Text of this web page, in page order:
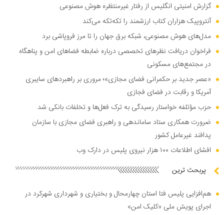
گزارش امنیتی انگلیس از رفتار غیرمنتظره هوش مصنوعی
آنتروپیک هزاران کتاب ارزشمند را تکه‌تکه می‌کند
مدل‌های هوش مصنوعی، شبکه برق جهان را تا مرز فروپاشی برد
فراخوان دریافت نظر‌های تخصصی درباره ضابطه فضا‌های امن و پناهگاه
در مجتمع‌های مسکونی
«عصر جدید بر حکمرانی فضای مجازی»؛ مروری بر راهبرد‌های سایبری
آمریکا و رقابت در فضای فجازی
حزب مؤتلفه خواستار رسیدگی به ترک فعل‌ها و تخلفات بانکی شد
ضرورت همکاری ستاد ساماندهی و راهبری فضای مجازی با سازمان
پدافند غیرعامل کشور
افشای اطلاعات ۱۰۰ هزار نیروی پلیس در دارک وب
پربحث ترین
هم‌افزایی پلیس فتا استان چهارمحال و بختیاری و شهرداری شهرکرد در
اجرای پویش ملی «کلیک امن»